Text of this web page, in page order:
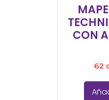
CON
62